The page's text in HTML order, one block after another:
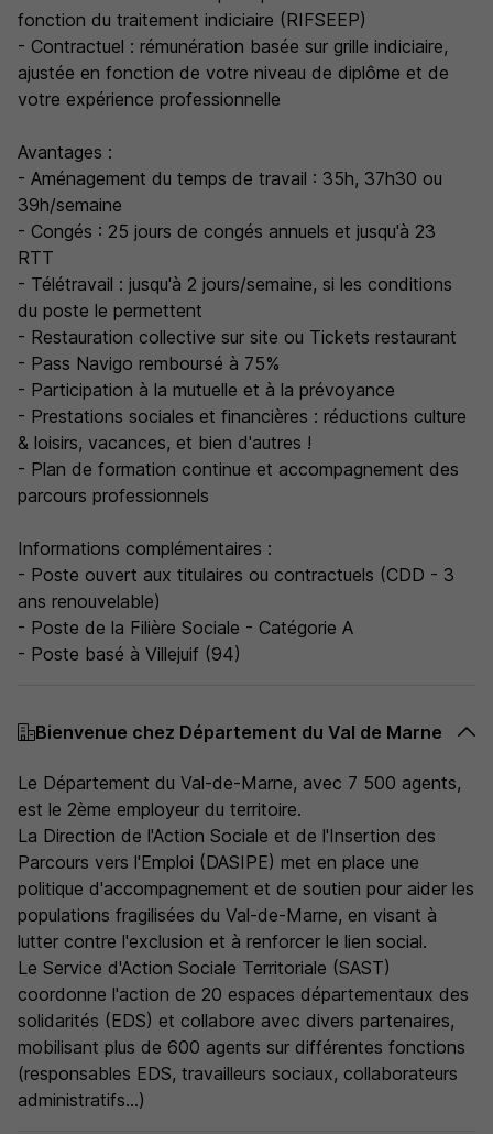
fonction du traitement indiciaire (RIFSEEP)
- Contractuel : rémunération basée sur grille indiciaire,
ajustée en fonction de votre niveau de diplôme et de
votre expérience professionnelle
Avantages :
- Aménagement du temps de travail : 35h, 37h30 ou
39h/semaine
- Congés : 25 jours de congés annuels et jusqu'à 23
RTT
- Télétravail : jusqu'à 2 jours/semaine, si les conditions
du poste le permettent
- Restauration collective sur site ou Tickets restaurant
- Pass Navigo remboursé à 75%
- Participation à la mutuelle et à la prévoyance
- Prestations sociales et financières : réductions culture
& loisirs, vacances, et bien d'autres !
- Plan de formation continue et accompagnement des
parcours professionnels
Informations complémentaires :
- Poste ouvert aux titulaires ou contractuels (CDD - 3
ans renouvelable)
- Poste de la Filière Sociale - Catégorie A
- Poste basé à Villejuif (94)
Bienvenue chez Département du Val de Marne
Le Département du Val-de-Marne, avec 7 500 agents,
est le 2ème employeur du territoire.
La Direction de l'Action Sociale et de l'Insertion des
Parcours vers l'Emploi (DASIPE) met en place une
politique d'accompagnement et de soutien pour aider les
populations fragilisées du Val-de-Marne, en visant à
lutter contre l'exclusion et à renforcer le lien social.
Le Service d'Action Sociale Territoriale (SAST)
coordonne l'action de 20 espaces départementaux des
solidarités (EDS) et collabore avec divers partenaires,
mobilisant plus de 600 agents sur différentes fonctions
(responsables EDS, travailleurs sociaux, collaborateurs
administratifs...)